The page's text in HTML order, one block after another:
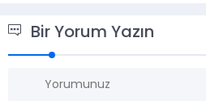
Bir Yorum Yazın